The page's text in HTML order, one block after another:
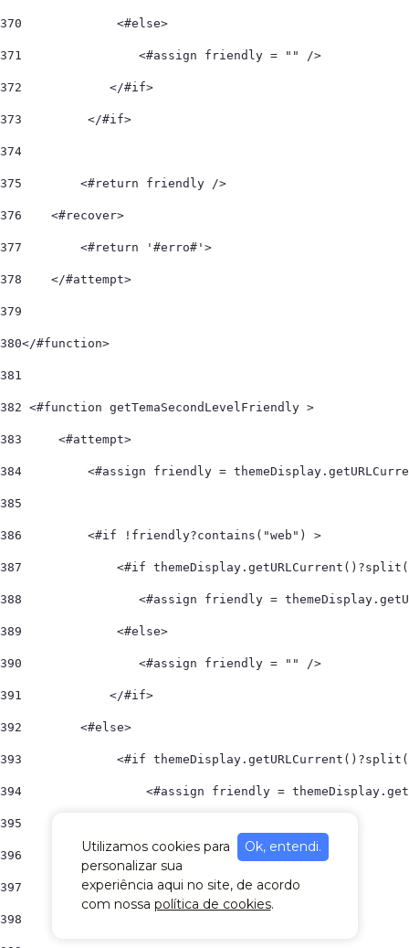
370
             <#else>
371
                <#assign friendly = "" />
372
            </#if>
373
         </#if>
374
375
        <#return friendly />
376
    <#recover>
377
        <#return '#erro#'>
378
    </#attempt>
379
380</#function>
381
382 <#function getTemaSecondLevelFriendly >
383
     <#attempt>
384
<#assign friendly =
385
386
         <#if !friendly?contains("web") >
387
<#if
388
<#assign friendly =
389
             <#else>
390
                <#assign friendly = "" />
391
            </#if>
392
        <#else>
393
<#if
394
<#assign friendly =
395
396
                <#assign friendly = "" />
397
            </#if>
398
Ok, entendi.
Utilizamos cookies para
personalizar sua
experiência aqui no site, de acordo
com nossa política de cookies.